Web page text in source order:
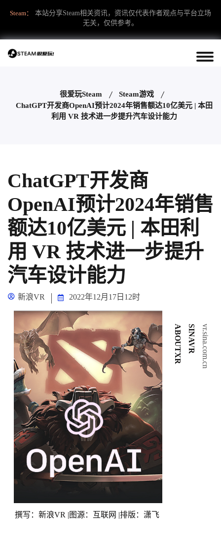
Steam：
本站分享Steam相关资讯，资讯仅代表作者观点与平台立场
无关，仅供参考。
很爱玩Steam
Steam游戏
ChatGPT开发商OpenAI预计2024年销售额达10亿美元 | 本田
利用 VR 技术进一步提升汽车设计能力
ChatGPT开发商
OpenAI预计2024年销售
额达10亿美元 | 本田利
用 VR 技术进一步提升
汽车设计能力
新浪VR 2022年12月17日12时
vr.sina.com.cn
SINAVR
ABOUTXR
撰写：新浪VR |图源：互联网 |排版：潇飞